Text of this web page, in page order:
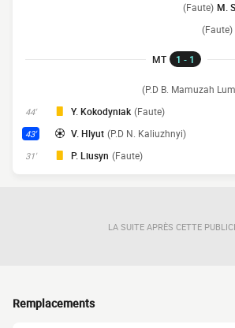
M.
(Faute)
(Faute)
MT 1 - 1
(P.D B. Mamuzah
44' Y. Kokodyniak (Faute)
43' V. Hlyut (P.D N. Kaliuzhnyi)
31' P. Liusyn (Faute)
LA SUITE APRÈS CETTE
Remplacements